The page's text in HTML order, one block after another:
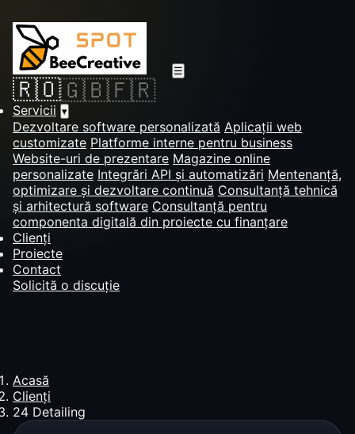
☰
🇷🇴🇬🇧🇫🇷
Servicii ▾
Dezvoltare software personalizată Aplicații web
customizate Platforme interne pentru business
Website-uri de prezentare Magazine online
personalizate Integrări API și automatizări Mentenanță,
optimizare și dezvoltare continuă Consultanță tehnică
și arhitectură software Consultanță pentru
componenta digitală din proiecte cu finanțare
Clienți
Proiecte
Contact
Solicită o discuție
Acasă
Clienți
24 Detailing